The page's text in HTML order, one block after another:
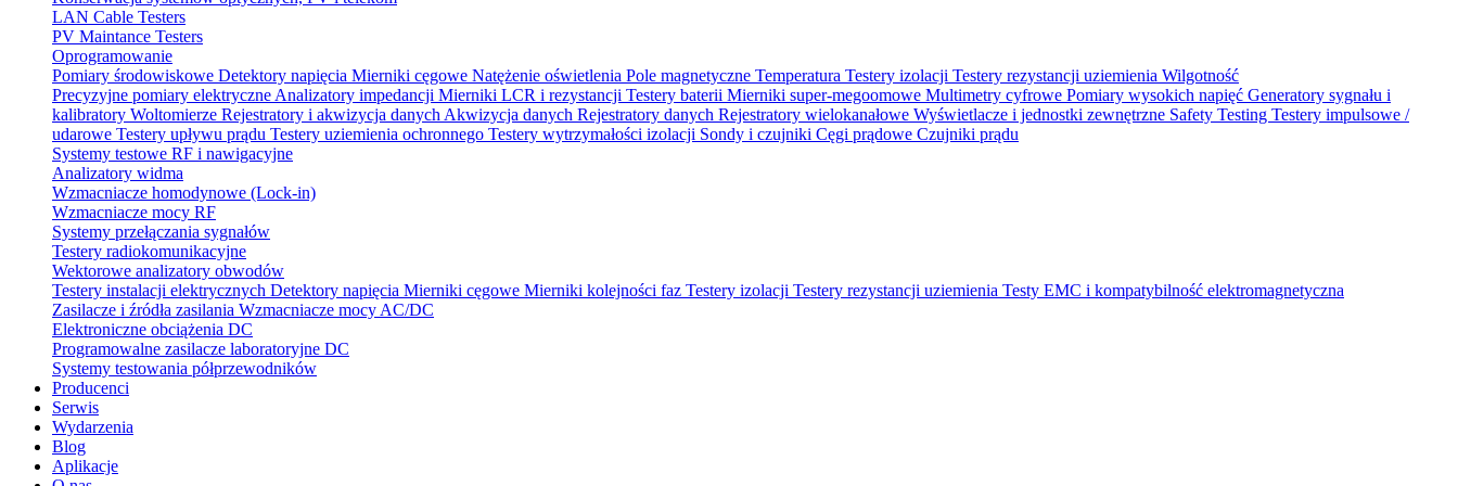
LAN Cable Testers
PV Maintance Testers
Oprogramowanie
Pomiary środowiskowe Detektory napięcia Mierniki cęgowe Natężenie oświetlenia Pole magnetyczne Temperatura Testery izolacji Testery rezystancji uziemienia Wilgotność
Precyzyjne pomiary elektryczne Analizatory impedancji Mierniki LCR i rezystancji Testery baterii Mierniki super-megoomowe Multimetry cyfrowe Pomiary wysokich napięć Generatory sygnału i
kalibratory Woltomierze Rejestratory i akwizycja danych Akwizycja danych Rejestratory danych Rejestratory wielokanałowe Wyświetlacze i jednostki zewnętrzne Safety Testing Testery impulsowe /
udarowe Testery upływu prądu Testery uziemienia ochronnego Testery wytrzymałości izolacji Sondy i czujniki Cęgi prądowe Czujniki prądu
Systemy testowe RF i nawigacyjne
Analizatory widma
Wzmacniacze homodynowe (Lock‑in)
Wzmacniacze mocy RF
Systemy przełączania sygnałów
Testery radiokomunikacyjne
Wektorowe analizatory obwodów
Testery instalacji elektrycznych Detektory napięcia Mierniki cęgowe Mierniki kolejności faz Testery izolacji Testery rezystancji uziemienia Testy EMC i kompatybilność elektromagnetyczna
Zasilacze i źródła zasilania Wzmacniacze mocy AC/DC
Elektroniczne obciążenia DC
Programowalne zasilacze laboratoryjne DC
Systemy testowania półprzewodników
Producenci
Serwis
Wydarzenia
Blog
Aplikacje